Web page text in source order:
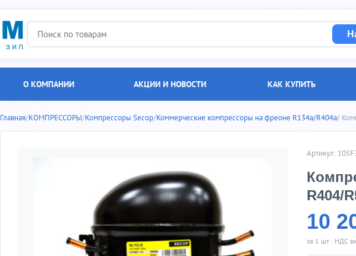
О КОМПАНИИ АКЦИИ И НОВОСТИ КАК КУПИТЬ
Главная/КОМПРЕССОРЫ/Компрессоры Secop/Коммерческие компрессоры на фреоне R134a/R404a/
Артикул:
R404/
10
за 1 шт · НДС